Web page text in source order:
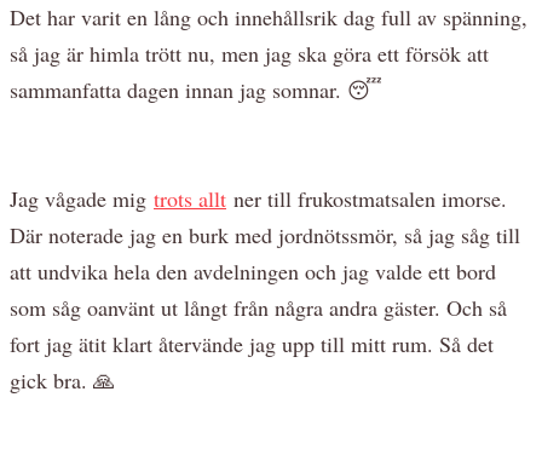
Det har varit en lång och innehållsrik dag full av spänning,
så jag är himla trött nu, men jag ska göra ett försök att
sammanfatta dagen innan jag somnar. 😴
Jag vågade mig trots allt ner till frukostmatsalen imorse.
Där noterade jag en burk med jordnötssmör, så jag såg till
att undvika hela den avdelningen och jag valde ett bord
som såg oanvänt ut långt från några andra gäster. Och så
fort jag ätit klart återvände jag upp till mitt rum. Så det
gick bra. 🙏